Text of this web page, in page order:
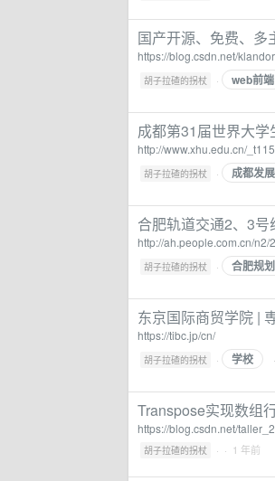
国产开源、免费、多
https://blog.csdn.net/
胡子拉碴的拐杖 · web前端
成都第31届世界大
http://www.xhu.edu.cn/
胡子拉碴的拐杖 · 成都发展
合肥轨道交通2、3
http://ah.people.com.cn/
胡子拉碴的拐杖 · 合肥规划
东京国际商贸学院 |
https://tibc.jp/cn/
胡子拉碴的拐杖 · 学校
Transpose实现数组
https://blog.csdn.net/
胡子拉碴的拐杖 · · 1 年前